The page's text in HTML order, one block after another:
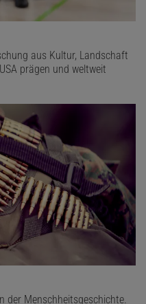
aus Kultur, Landschaft
prägen und weltweit
der Menschheitsgeschichte.